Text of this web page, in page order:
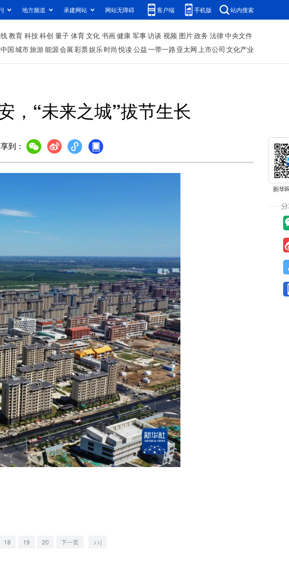
地方频道 承建网站 网站无障碍 客户端 手机版 站内搜索
教育 科技科创 量子 体育文化 书画健康 军事访谈 视频 图片政务 法律中央文件
国城市旅游能源会展彩票娱乐时尚 悦读公益一带一路 亚太网上市公司 文化产业
，“未来之城”拔节生长
到：
18 19 20 下一页 >>|